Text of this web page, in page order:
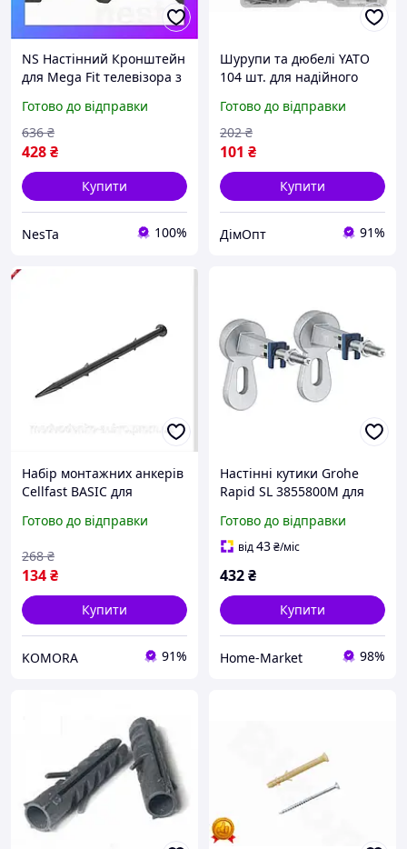
NS Настінний Кронштейн
для Mega Fit телевізора з
кріплення Nes22/Q
Готово до відправки
428₴
636 ₴
Купити
NesTa 100%
Шурупи та дюбелі YATO
104 шт. для надійного
вашому домі
Готово до відправки
101 ₴
202 ₴
Купити
ДімОпт 91%
Набір монтажних анкерів
Cellfast BASIC для
стінах 10 штук
Готово до відправки
134₴
268 ₴
Купити
KOMORA 91%
Настінні кутики Grohe
Rapid SL 3855800M для
Німеччина (3855800M)
Готово до відправки
від43₴/міс
432₴
Купити
Home-Market 98%